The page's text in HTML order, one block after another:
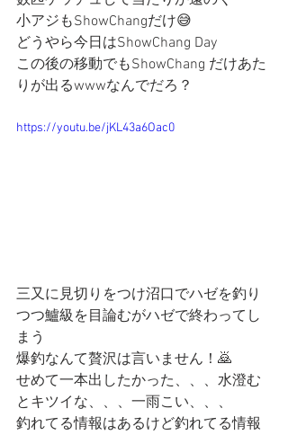
小アジもShowChangだけ😅
どうやら今日はShowChang Day
この後の移動でもShowChang だけあた
りが出るwwwなんでだろ？
https://youtu.be/jKL43a6Oac0
三又に見切りをつけ沼口でハゼを釣り
つつ鱸級を目論むがハゼで終わってし
まう
爆釣なんて贅沢は言いません！🙇
せめて一本出したかった、、、水澄む
とキツイな、、、一雨こい、、、
釣れてる情報はあるけど釣れてる情報